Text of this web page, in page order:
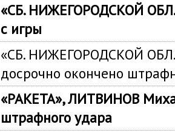
«СБ. НИЖЕГОРОДСКОЙ
с игры
«СБ. НИЖЕГОРОДСКОЙ
досрочно окончено
«РАКЕТА», ЛИТВИНОВ
штрафного удара